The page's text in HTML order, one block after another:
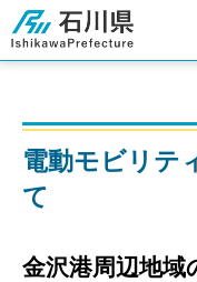
石川県
電動モビリテ
て
金沢港周辺地域